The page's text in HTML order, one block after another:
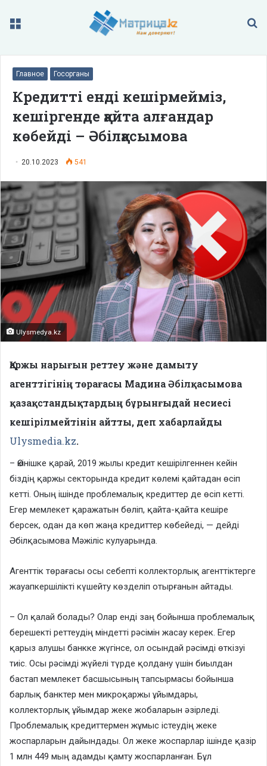
Меню
Главное Госорганы
Кредитті енді кешірмейміз,
кешіргенде қайта алғандар
көбейді – Әбілқасымова
20.10.2023 541
Ulysmedya.kz
Қаржы нарығын реттеу және дамыту
агенттігінің төрағасы Мадина Әбілқасымова
қазақстандықтардың бұрынғыдай несиесі
кешірілмейтінін айтты, деп хабарлайды
Ulysmedia.kz.
– Өкінішке қарай, 2019 жылы кредит кешірілгеннен кейін
біздің қаржы секторында кредит көлемі қайтадан өсіп
кетті. Оның ішінде проблемалық кредиттер де өсіп кетті.
Егер мемлекет қаражатын бөліп, қайта-қайта кешіре
берсек, одан да көп жаңа кредиттер көбейеді, — дейді
Әбілқасымова Мәжіліс кулуарында.
Агенттік төрағасы осы себепті коллекторлық агенттіктерге
жауапкершілікті күшейту көзделіп отырғанын айтады.
– Ол қалай болады? Олар енді заң бойынша проблемалық
берешекті реттеудің міндетті рәсімін жасау керек. Егер
қарыз алушы банкке жүгінсе, ол осындай рәсімді өткізуі
тиіс. Осы рәсімді жүйелі түрде қолдану үшін биылдан
бастап мемлекет басшысының тапсырмасы бойынша
барлық банктер мен микроқаржы ұйымдары,
коллекторлық ұйымдар жеке жобаларын әзірледі.
Проблемалық кредиттермен жұмыс істеудің жеке
жоспарларын дайындады. Ол жеке жоспарлар ішінде қазір
1 млн 449 мың адамды қамту жоспарланған. Бұл